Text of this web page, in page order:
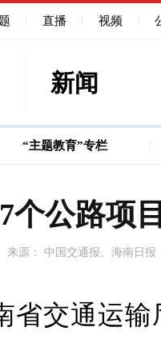
直播 视频
新闻
“主题教育”专栏
个公路项
来源： 中国交通报、海南日报
交通运输